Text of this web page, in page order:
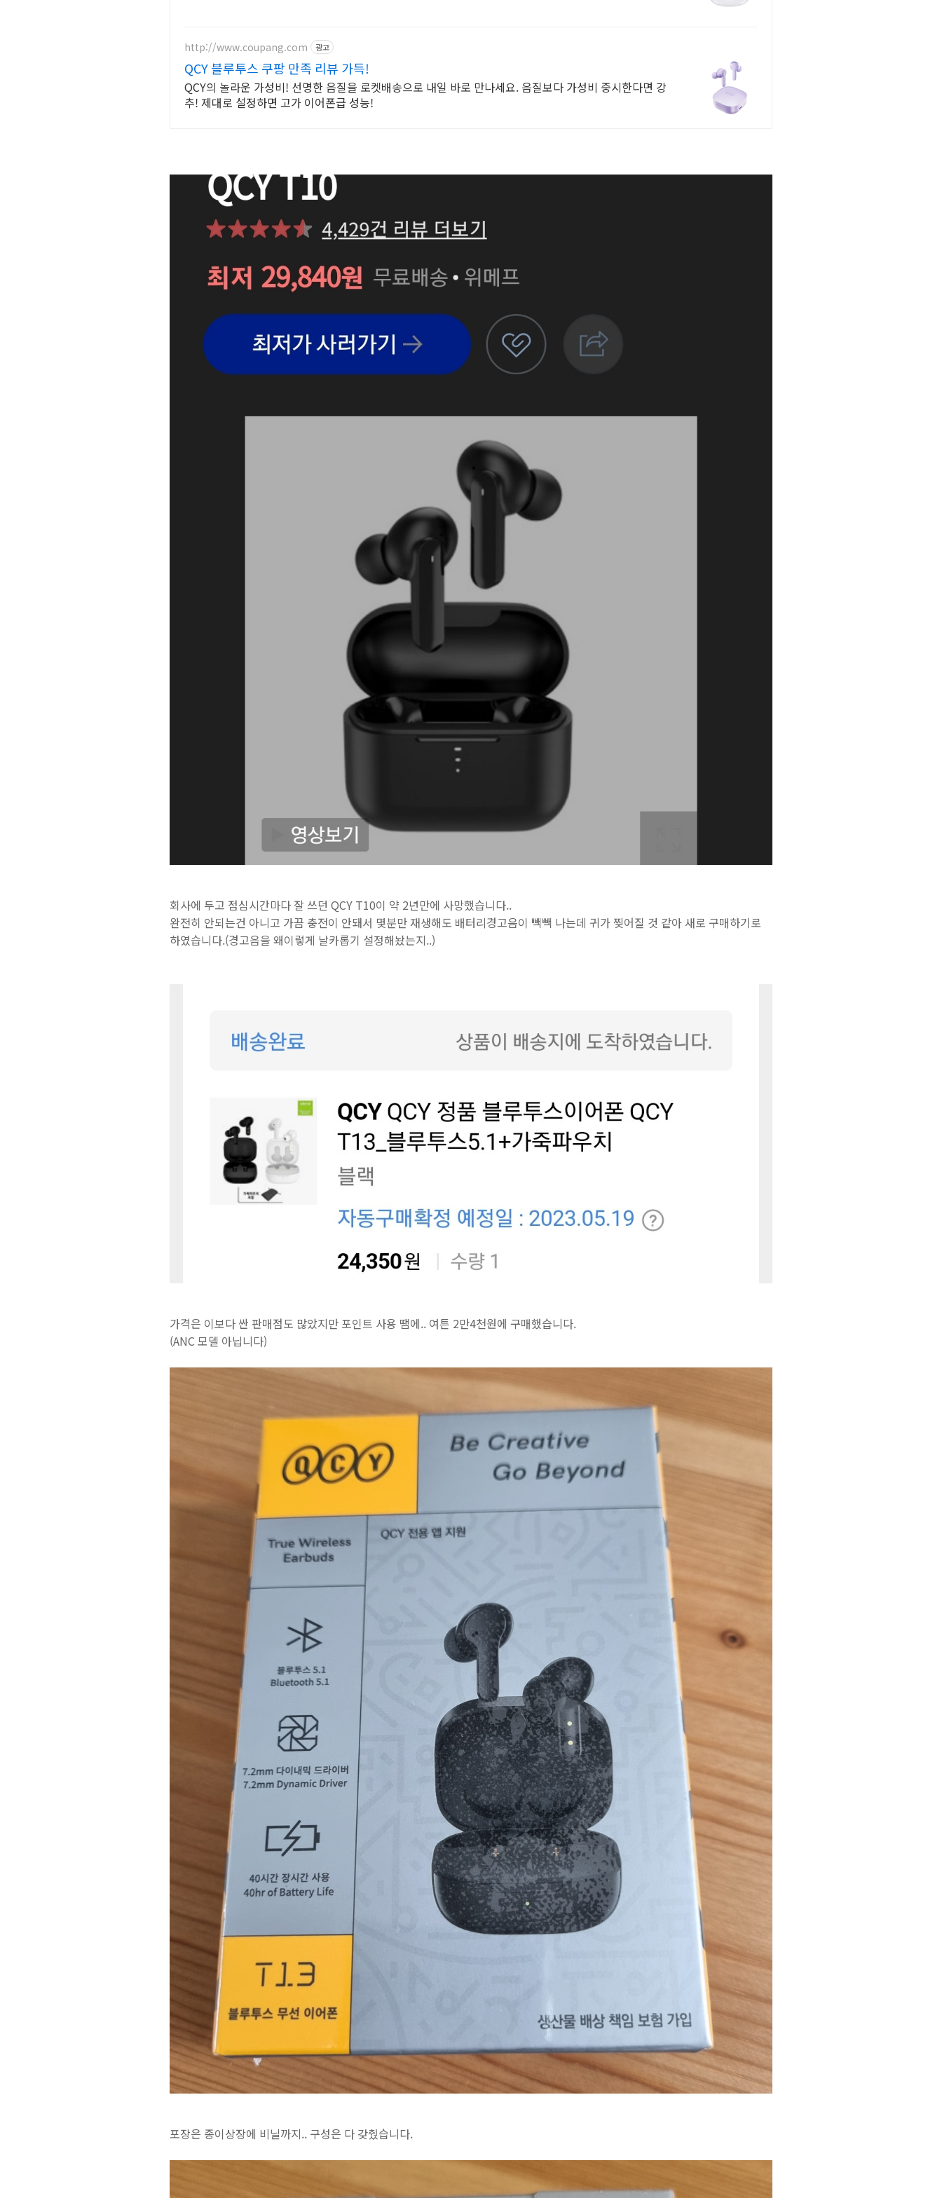
http://www.coupang.com 광고
QCY 블루투스 쿠팡 만족 리뷰 가득!
QCY의 놀라운 가성비! 선명한 음질을 로켓배송으로 내일 바로 만나세요. 음질보다 가성비 중시한다면 강
추! 제대로 설정하면 고가 이어폰급 성능!
회사에 두고 점심시간마다 잘 쓰던 QCY T10이 약 2년만에 사망했습니다..
완전히 안되는건 아니고 가끔 충전이 안돼서 몇분만 재생해도 배터리경고음이 빽빽 나는데 귀가 찢어질 것 같아 새로 구매하기로
하였습니다.(경고음을 왜이렇게 날카롭기 설정해놨는지..)
가격은 이보다 싼 판매점도 많았지만 포인트 사용 땜에.. 여튼 2만4천원에 구매했습니다.
(ANC 모델 아닙니다)
포장은 종이상장에 비닐까지.. 구성은 다 갖췄습니다.